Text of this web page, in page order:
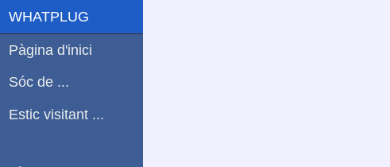
WHATPLUG
Pàgina d'inici
Sóc de ...
Estic visitant ...